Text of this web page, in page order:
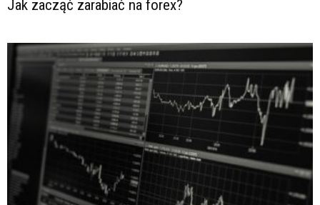
Jak zacząć zarabiać na forex?